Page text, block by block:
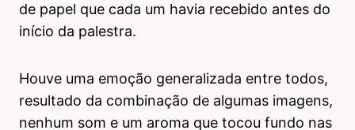
de papel que cada um havia recebido antes do
início da palestra.
Houve uma emoção generalizada entre todos,
resultado da combinação de algumas imagens,
nenhum som e um aroma que tocou fundo nas